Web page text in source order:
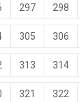
297 298
305 306
313 314
321 322